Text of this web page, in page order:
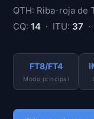
QTH: Riba-roja de
CQ: 14 · ITU: 37
FT8/FT4
Modo principal